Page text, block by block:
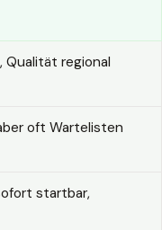
regional
oft Wartelisten
startbar,